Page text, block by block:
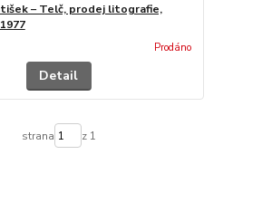
– Telč, prodej litografie,
Prodáno
Detail
strana z 1